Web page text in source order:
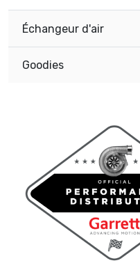
Échangeur d'air
Goodies